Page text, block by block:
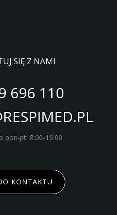
SIĘ Z NAMI
696 110
pon-pt: 8:00-16:00
KONTAKTU